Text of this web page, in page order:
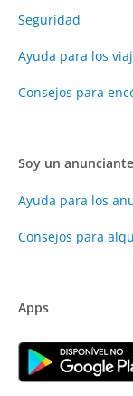
Seguridad
Ayuda para los
Consejos para
Soy un anunciante
Ayuda para los
Consejos para
Apps